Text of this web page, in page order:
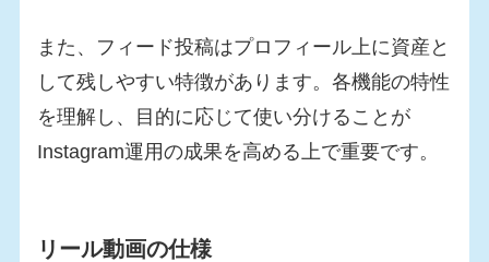
また、フィード投稿はプロフィール上に資産と
して残しやすい特徴があります。各機能の特性
を理解し、目的に応じて使い分けることが
Instagram運用の成果を高める上で重要です。
リール動画の仕様